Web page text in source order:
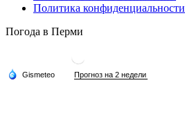
Политика конфиденциальности
Погода в Перми